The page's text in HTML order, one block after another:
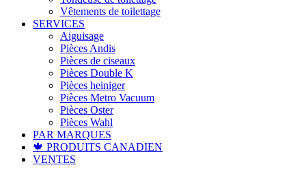
Vêtements de toilettage
SERVICES
Aiguisage
Pièces Andis
Pièces de ciseaux
Pièces Double K
Pièces heiniger
Pièces Metro Vacuum
Pièces Oster
Pièces Wahl
PAR MARQUES
🍁 PRODUITS CANADIEN
VENTES